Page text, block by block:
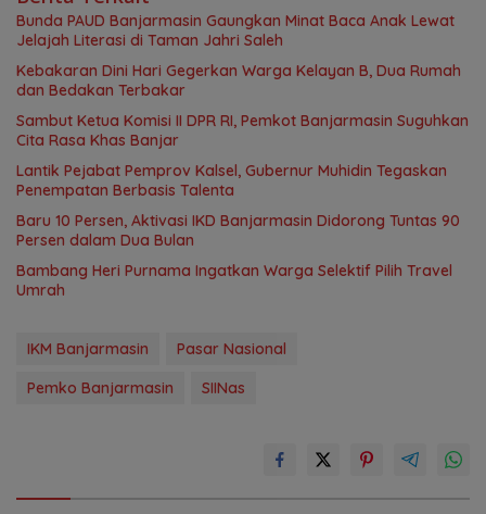
Bunda PAUD Banjarmasin Gaungkan Minat Baca Anak Lewat
Jelajah Literasi di Taman Jahri Saleh
Kebakaran Dini Hari Gegerkan Warga Kelayan B, Dua Rumah
dan Bedakan Terbakar
Sambut Ketua Komisi II DPR RI, Pemkot Banjarmasin Suguhkan
Cita Rasa Khas Banjar
Lantik Pejabat Pemprov Kalsel, Gubernur Muhidin Tegaskan
Penempatan Berbasis Talenta
Baru 10 Persen, Aktivasi IKD Banjarmasin Didorong Tuntas 90
Persen dalam Dua Bulan
Bambang Heri Purnama Ingatkan Warga Selektif Pilih Travel
Umrah
IKM Banjarmasin
Pasar Nasional
Pemko Banjarmasin
SIINas